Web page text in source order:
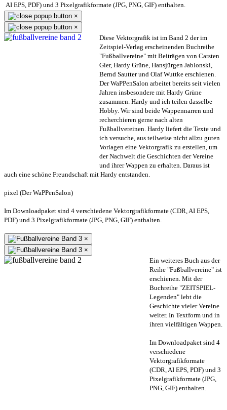
AI EPS, PDF) und 3 Pixelgrafikformate (JPG, PNG, GIF) enthalten.
×
×
Diese Vektorgrafik ist im Band 2 der im
Zeitspiel-Verlag erscheinenden Buchreihe
"Fußballvereine" mit Beiträgen von Carsten
Gier, Hardy Grüne, Hansjürgen Jablonski,
Bernd Sautter und Olaf Wuttke erschienen.
Der WaPPenSalon arbeitet bereits seit vielen
Jahren insbesondere mit Hardy Grüne
zusammen. Hardy und ich teilen dasselbe
Hobby. Wir sind beide Wappennarren und
recherchieren gerne nach alten
Fußballvereinen. Hardy liefert die Texte und
ich versuche, aus teilweise nicht allzu guten
Vorlagen eine Vektorgrafik zu erstellen, um
der Nachwelt die Geschichten der Vereine
und ihrer Wappen zu erhalten. Daraus ist
auch eine schöne Freundschaft mit Hardy entstanden.
pixel (Der WaPPenSalon)
Im Downloadpaket sind 4 verschiedene Vektorgrafikformate (CDR, AI EPS,
PDF) und 3 Pixelgrafikformate (JPG, PNG, GIF) enthalten.
×
×
Ein weiteres Buch aus der
Reihe "Fußballvereine" ist
erschienen. Mit der
Buchreihe "ZEITSPIEL-
Legenden" lebt die
Geschichte vieler Vereine
weiter. In Textform und in
ihren vielfältigen Wappen.
Im Downloadpaket sind 4
verschiedene
Vektorgrafikformate
(CDR, AI EPS, PDF) und 3
Pixelgrafikformate (JPG,
PNG, GIF) enthalten.